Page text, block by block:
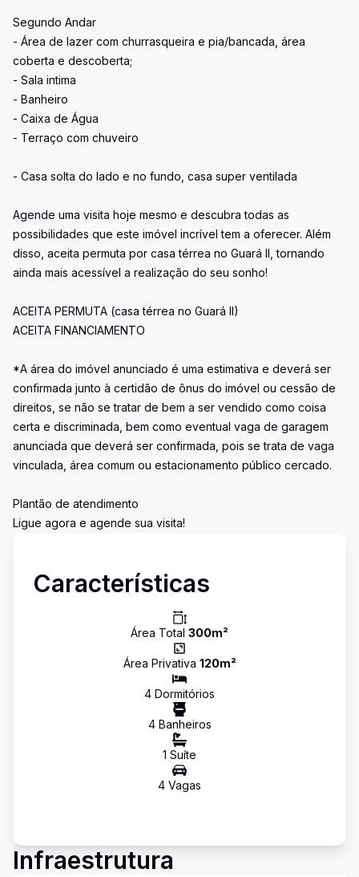
Segundo Andar
- Área de lazer com churrasqueira e pia/bancada, área
coberta e descoberta;
- Sala intima
- Banheiro
- Caixa de Água
- Terraço com chuveiro
- Casa solta do lado e no fundo, casa super ventilada
Agende uma visita hoje mesmo e descubra todas as
possibilidades que este imóvel incrível tem a oferecer. Além
disso, aceita permuta por casa térrea no Guará II, tornando
ainda mais acessível a realização do seu sonho!
ACEITA PERMUTA (casa térrea no Guará II)
ACEITA FINANCIAMENTO
*A área do imóvel anunciado é uma estimativa e deverá ser
confirmada junto à certidão de ônus do imóvel ou cessão de
direitos, se não se tratar de bem a ser vendido como coisa
certa e discriminada, bem como eventual vaga de garagem
anunciada que deverá ser confirmada, pois se trata de vaga
vinculada, área comum ou estacionamento público cercado.
Plantão de atendimento
Ligue agora e agende sua visita!
Características
Área Total 300m²
Área Privativa 120m²
4 Dormitórios
4Banheiros
1 Suíte
4 Vagas
Infraestrutura